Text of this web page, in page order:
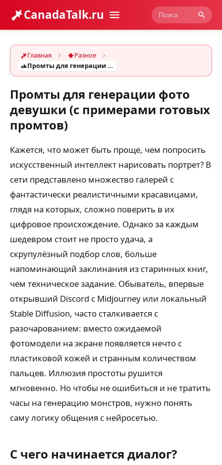
CanadaTalk.ru
Главная
Разное
Промты для генерации фото девушки (с примерами готовых промтов)
Промты для генерации фото
девушки (с примерами готовых
промтов)
Кажется, что может быть проще, чем попросить
искусственный интеллект нарисовать портрет? В
сети представлено множество галерей с
фантастически реалистичными красавицами,
глядя на которых, сложно поверить в их
цифровое происхождение. Однако за каждым
шедевром стоит не просто удача, а
скрупулёзный подбор слов, больше
напоминающий заклинания из старинных книг,
чем техническое задание. Обыватель, впервые
открывший Discord с Midjourney или локальный
Stable Diffusion, часто сталкивается с
разочарованием: вместо ожидаемой
фотомодели на экране появляется нечто с
пластиковой кожей и странным количеством
пальцев. Иллюзия простоты рушится
мгновенно. Но чтобы не ошибиться и не тратить
часы на генерацию монстров, нужно понять
саму логику общения с нейросетью.
С чего начинается диалог?